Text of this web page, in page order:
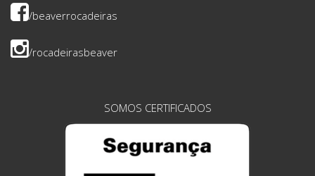
/beaverrocadeiras
/rocadeirasbeaver
SOMOS CERTIFICADOS